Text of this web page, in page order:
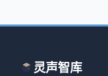
灵声智库